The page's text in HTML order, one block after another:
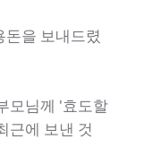
돈을 보내드렸
모님께 '효도할
근에 보낸 것